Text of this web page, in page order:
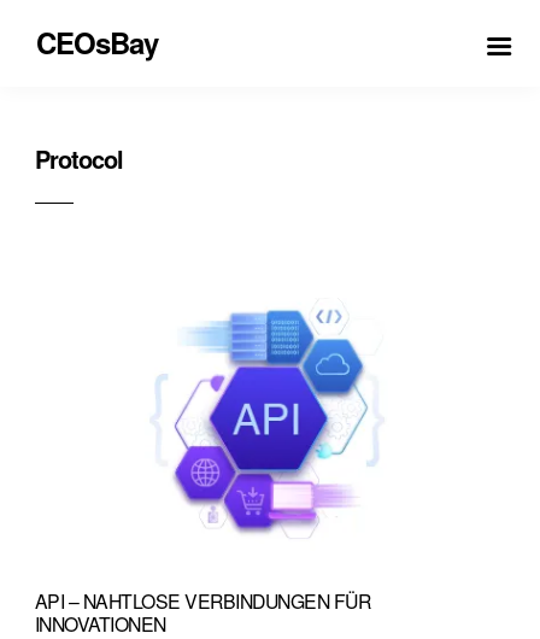
CEOsBay
Protocol
API – NAHTLOSE VERBINDUNGEN FÜR
INNOVATIONEN